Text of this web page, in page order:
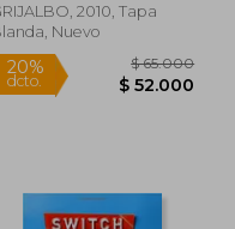
2010, Tapa
Nuevo
Rápido